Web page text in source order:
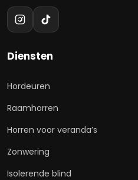
Diensten
Hordeuren
Raamhorren
Horren voor veranda’s
Zonwering
Isolerende blind